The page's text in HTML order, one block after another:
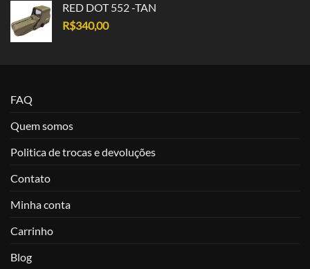
RED DOT 552 -TAN
R$340,00
FAQ
Quem somos
Politica de trocas e devoluções
Contato
Minha conta
Carrinho
Blog